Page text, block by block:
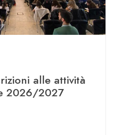
alle attività
2026/2027